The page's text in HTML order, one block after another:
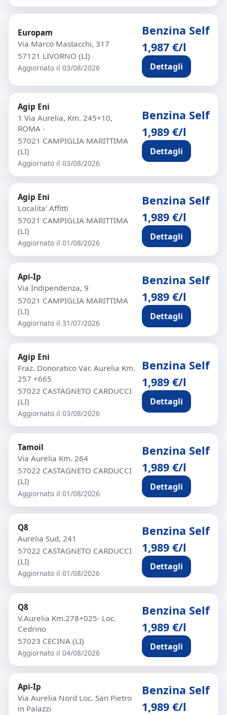
Europam
Via Marco Mastacchi, 317
57121 LIVORNO (LI)
Aggiornato il 03/08/2026
Benzina Self
1,987 €/l
Dettagli
Agip Eni
1 Via Aurelia, Km. 245+10,
ROMA -
57021 CAMPIGLIA MARITTIMA
(LI)
Aggiornato il 03/08/2026
Benzina Self
1,989 €/l
Dettagli
Agip Eni
Localita' Affitti
57021 CAMPIGLIA MARITTIMA
(LI)
Aggiornato il 01/08/2026
Benzina Self
1,989 €/l
Dettagli
Api-Ip
Via Indipendenza, 9
57021 CAMPIGLIA MARITTIMA
(LI)
Aggiornato il 31/07/2026
Benzina Self
1,989 €/l
Dettagli
Agip Eni
Fraz. Donoratico Var. Aurelia Km.
257 +665
57022 CASTAGNETO CARDUCCI
(LI)
Aggiornato il 03/08/2026
Benzina Self
1,989 €/l
Dettagli
Tamoil
Via Aurelia Km. 264
57022 CASTAGNETO CARDUCCI
(LI)
Aggiornato il 01/08/2026
Benzina Self
1,989 €/l
Dettagli
Q8
Aurelia Sud, 241
57022 CASTAGNETO CARDUCCI
(LI)
Aggiornato il 01/08/2026
Benzina Self
1,989 €/l
Dettagli
Q8
V.Aurelia Km.278+025- Loc.
Cedrino
57023 CECINA (LI)
Aggiornato il 04/08/2026
Benzina Self
1,989 €/l
Dettagli
Api-Ip
Via Aurelia Nord Loc. San Pietro
in Palazzi
Benzina Self
1,989 €/l